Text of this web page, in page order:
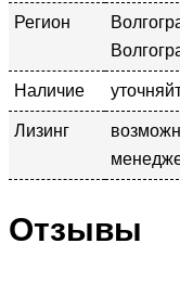
Регион
Наличие
Лизинг
Отзывы